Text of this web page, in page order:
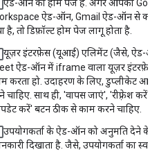
ऐड-ऑन का होम पेज है. अगर आपका
ऐड-ऑन, Gmail ऐड-ऑन से
है, तो डिफ़ॉल्ट होम पेज लागू होता है.
यूज़र इंटरफ़ेस (यूआई) एलिमेंट (जैसे, ऐड-ऑन
ऐड-ऑन में iframe वाला यूज़र
करता हो. उदाहरण के लिए, डुप्लीकेट
चाहिए. साथ ही, 'वापस जाएं', 'रीफ़्रेश करें',
करें' बटन ठीक से काम करने चाहिए.
उपयोगकर्ता के ऐड-ऑन को अनुमति देने के
दिखाता है. जैसे, उपयोगकर्ता का